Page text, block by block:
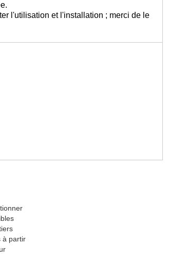
l'utilisation et l'installation ; merci de le
à partir